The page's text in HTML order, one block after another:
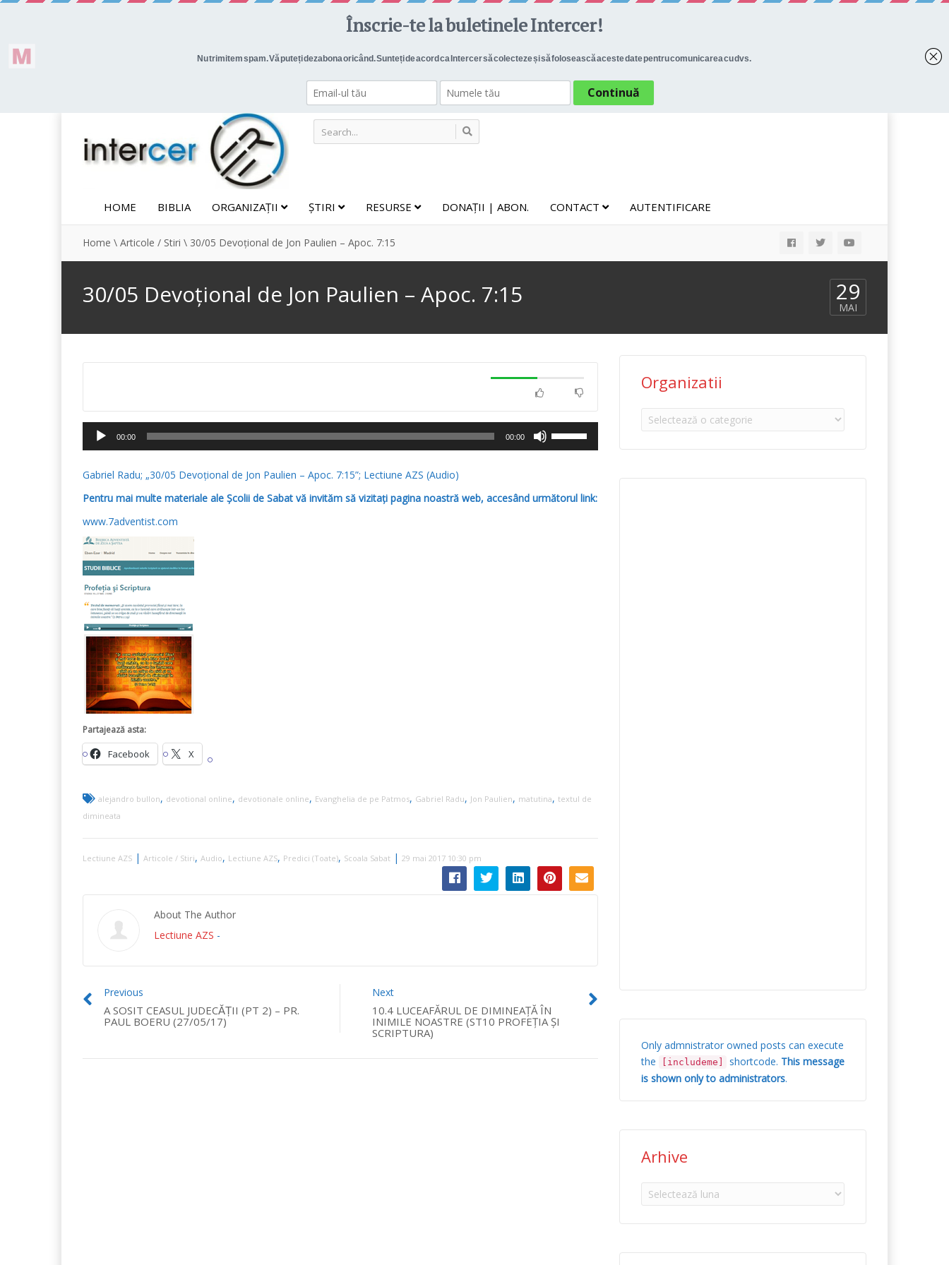
HOME BIBLIA ORGANIZAȚII ȘTIRI RESURSE DONAȚII | ABON. CONTACT AUTENTIFICARE
Home \ Articole / Stiri \ 30/05 Devoțional de Jon Paulien – Apoc. 7:15
30/05 Devoțional de Jon Paulien – Apoc. 7:15 29
MAI
Player
audio
00:00 00:00
pentru
Gabriel Radu; „30/05 Devoțional de Jon Paulien – Apoc. 7:15”; Lectiune AZS (Audio)
Pentru mai multe materiale ale Școlii de Sabat vă invităm să vizitați pagina noastră web, accesând următorul link:
www.7adventist.com
Partajează asta:
Facebook X
alejandro bullon, devotional online, devotionale online, Evanghelia de pe Patmos, Gabriel Radu, Jon Paulien, matutina, textul de
dimineata
Lectiune AZS | Articole / Stiri, Audio, Lectiune AZS, Predici (Toate), Scoala Sabat | 29 mai 2017 10:30 pm
About The Author
Lectiune AZS -
Previous
A SOSIT CEASUL JUDECĂȚII (PT 2) – PR.
PAUL BOERU (27/05/17)
Next
10.4 LUCEAFĂRUL DE DIMINEAŢĂ ÎN
INIMILE NOASTRE (ST10 PROFEŢIA ŞI
SCRIPTURA)
Organizatii
Organizatii
Only admnistrator owned posts can execute
the
[includeme] shortcode. This message
is shown only to administrators.
Arhive
Arhive